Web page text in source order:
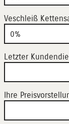
Veschleiß
Letzter
Ihre